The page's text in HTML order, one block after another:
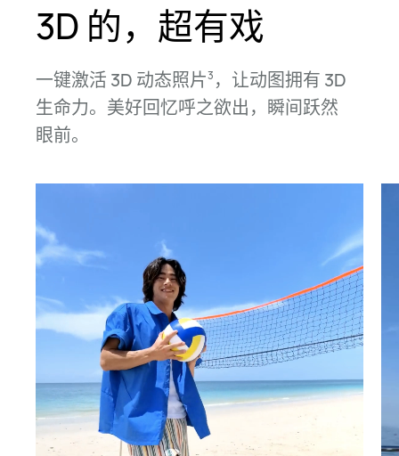
3D 的，超有戏
一键激活 3D 动态照片3 ，让动图拥有 3D
生命力。美好回忆呼之欲出，瞬间跃然
眼前。